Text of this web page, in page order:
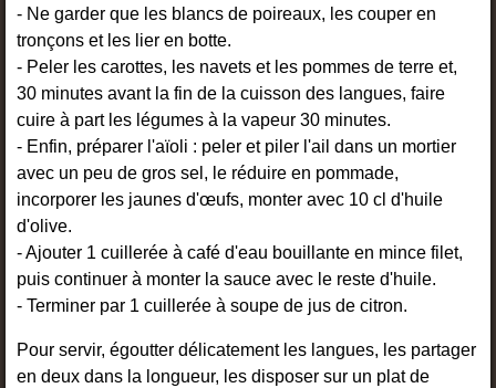
- Ne garder que les blancs de poireaux, les couper en
tronçons et les lier en botte.
- Peler les carottes, les navets et les pommes de terre et,
30 minutes avant la fin de la cuisson des langues, faire
cuire à part les légumes à la vapeur 30 minutes.
- Enfin, préparer l'aïoli : peler et piler l'ail dans un mortier
avec un peu de gros sel, le réduire en pommade,
incorporer les jaunes d'œufs, monter avec 10 cl d'huile
d'olive.
- Ajouter 1 cuillerée à café d'eau bouillante en mince filet,
puis continuer à monter la sauce avec le reste d'huile.
- Terminer par 1 cuillerée à soupe de jus de citron.
Pour servir, égoutter délicatement les langues, les partager
en deux dans la longueur, les disposer sur un plat de